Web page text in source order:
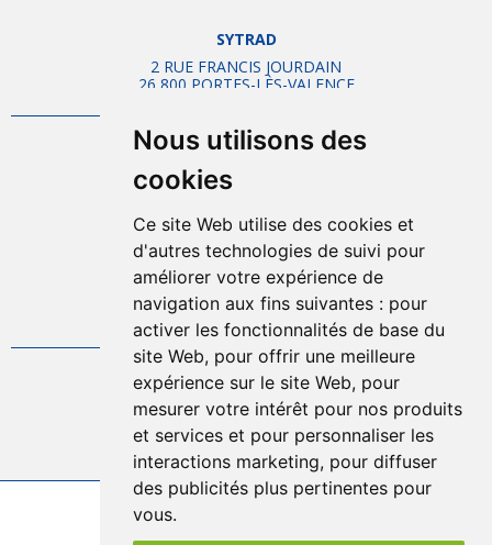
Nous utilisons des
cookies
Ce site Web utilise des cookies et
d'autres technologies de suivi pour
améliorer votre expérience de
navigation aux fins suivantes : pour
activer les fonctionnalités de base du
site Web, pour offrir une meilleure
expérience sur le site Web, pour
mesurer votre intérêt pour nos produits
et services et pour personnaliser les
interactions marketing, pour diffuser
des publicités plus pertinentes pour
vous.
SYTRAD
2 RUE FRANCIS JOURDAIN
26 800 PORTES-LÈS-VALENCE
Plan d'accès
Plan du site
Offres d'emplois
Politique de confidentialité
Gestion des cookies
FAQ
04.75.57.80.00
Contact